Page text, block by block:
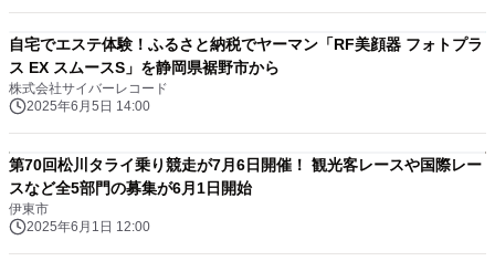
自宅でエステ体験！ふるさと納税でヤーマン「RF美顔器 フォトプラ
ス EX スムースS」を静岡県裾野市から
株式会社サイバーレコード
2025年6月5日 14:00
第70回松川タライ乗り競走が7月6日開催！ 観光客レースや国際レー
スなど全5部門の募集が6月1日開始
伊東市
2025年6月1日 12:00